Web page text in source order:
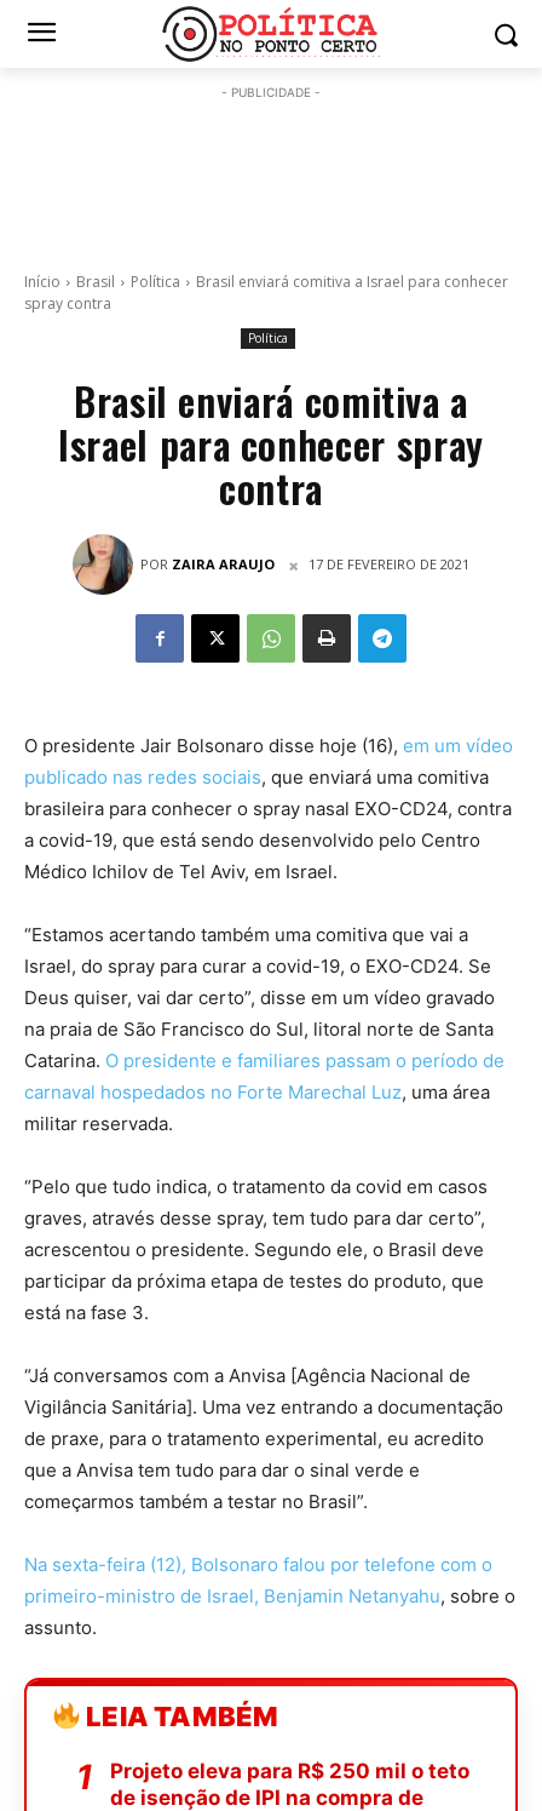
- PUBLICIDADE -
Início Brasil Política
Brasil enviará comitiva a Israel para conhecer
spray contra
Política
Brasil enviará comitiva a
Israel para conhecer spray
contra
POR ZAIRA ARAUJO 17 DE FEVEREIRO DE 2021
O presidente Jair Bolsonaro disse hoje (16), em um vídeo
publicado nas redes sociais, que enviará uma comitiva
brasileira para conhecer o spray nasal EXO-CD24, contra
a covid-19, que está sendo desenvolvido pelo Centro
Médico Ichilov de Tel Aviv, em Israel.
“Estamos acertando também uma comitiva que vai a
Israel, do spray para curar a covid-19, o EXO-CD24. Se
Deus quiser, vai dar certo”, disse em um vídeo gravado
na praia de São Francisco do Sul, litoral norte de Santa
Catarina. O presidente e familiares passam o período de
carnaval hospedados no Forte Marechal Luz, uma área
militar reservada.
“Pelo que tudo indica, o tratamento da covid em casos
graves, através desse spray, tem tudo para dar certo”,
acrescentou o presidente. Segundo ele, o Brasil deve
participar da próxima etapa de testes do produto, que
está na fase 3.
“Já conversamos com a Anvisa [Agência Nacional de
Vigilância Sanitária]. Uma vez entrando a documentação
de praxe, para o tratamento experimental, eu acredito
que a Anvisa tem tudo para dar o sinal verde e
começarmos também a testar no Brasil”.
Na sexta-feira (12), Bolsonaro falou por telefone com o
primeiro-ministro de Israel, Benjamin Netanyahu, sobre o
assunto.
LEIA TAMBÉM
Projeto eleva para R$ 250 mil o teto
de isenção de IPI na compra de